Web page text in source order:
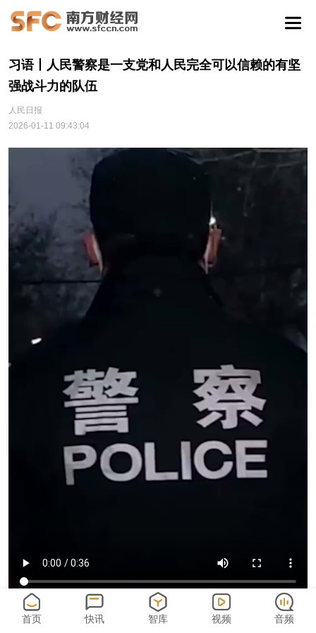
习语丨人民警察是一支党和人民完全可以信赖的有坚
强战斗力的队伍
人民日报
2026-01-11 09:43:04
“人民警察是一支党和人民完全可以信赖的有坚强战斗力的队
首页 快讯 智库 视频 音频